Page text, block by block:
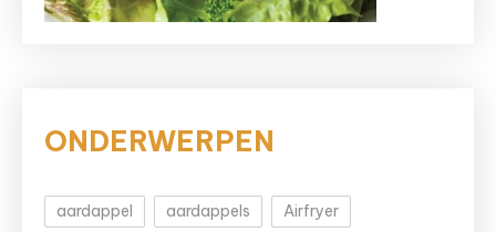
ONDERWERPEN
aardappel aardappels Airfryer